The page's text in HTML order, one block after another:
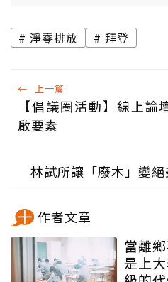
淨零排放 拜登
← 上一篇
【倡議圈活動】線上
啟要素
林試所讓「廢木」變
作者文章
當離
是上